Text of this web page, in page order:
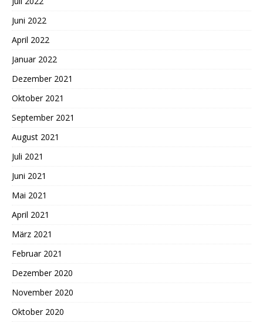
Juni 2022
April 2022
Januar 2022
Dezember 2021
Oktober 2021
September 2021
August 2021
Juli 2021
Juni 2021
Mai 2021
April 2021
März 2021
Februar 2021
Dezember 2020
November 2020
Oktober 2020